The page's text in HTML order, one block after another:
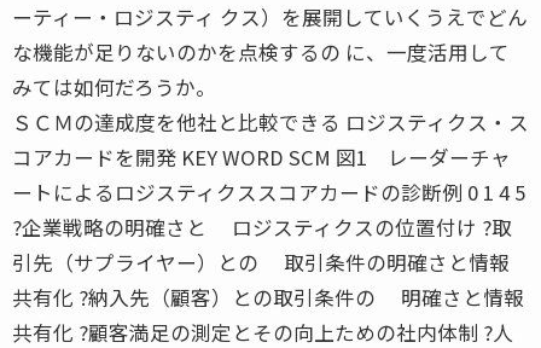
ーティー・ロジスティ クス）を展開していくうえでどん
な機能が足りないのかを点検するの に、一度活用して
みては如何だろうか。
ＳＣＭの達成度を他社と比較できる ロジスティクス・ス
コアカードを開発 KEY WORD SCM 図1 レーダーチャ
ートによるロジスティクススコアカードの診断例 0 1 4 5
?企業戦略の明確さと ロジスティクスの位置付け ?取
引先（サプライヤー）との 取引条件の明確さと情報
共有化 ?納入先（顧客）との取引条件の 明確さと情報
共有化 ?顧客満足の測定とその向上ための社内体制 ?人